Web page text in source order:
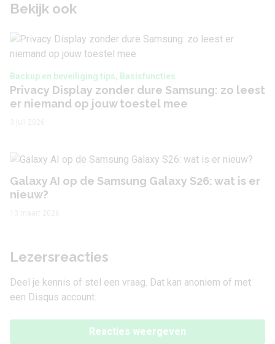
Bekijk ook
Backup en beveiliging tips, Basisfuncties
Privacy Display zonder dure Samsung: zo leest
er niemand op jouw toestel mee
Galaxy AI op de Samsung Galaxy S26: wat is er
nieuw?
Lezersreacties
Deel je kennis of stel een vraag. Dat kan anoniem of met
een Disqus account.
Reacties weergeven